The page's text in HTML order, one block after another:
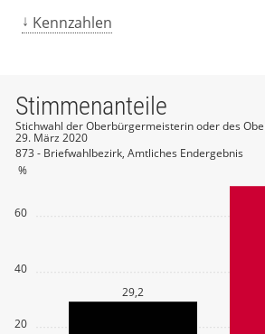
Kennzahlen
20
40
60
%
29,2
Stimmenanteile
Stichwahl der Oberbürgermeisterin oder des
29. März 2020
873 - Briefwahlbezirk, Amtliches Endergebnis